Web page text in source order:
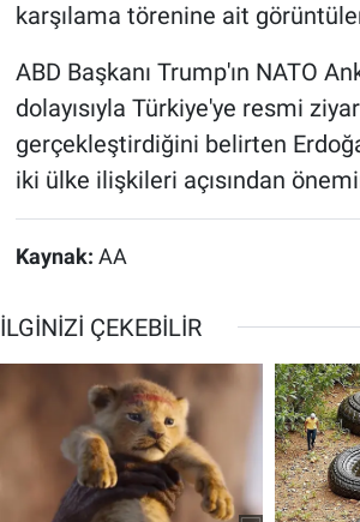
karşılama törenine ait
ABD Başkanı Trump'ın NATO
dolayısıyla Türkiye'ye resmi
gerçekleştirdiğini belirten
iki ülke ilişkileri açısından
Kaynak: AA